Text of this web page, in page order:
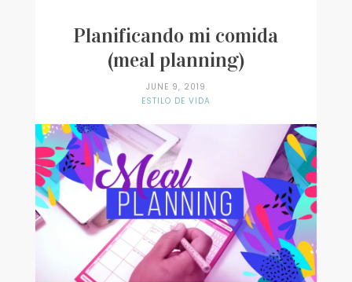
Encontrando Fe
Planificando mi comida
(meal planning)
JUNE 9, 2019
ESTILO DE VIDA